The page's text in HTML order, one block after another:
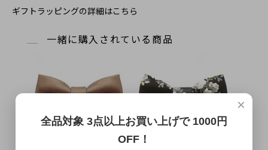
ギフトラッピングの詳細はこちら
一緒に購入されている商品
×
全品対象 3点以上お買い上げで 1000円
OFF！